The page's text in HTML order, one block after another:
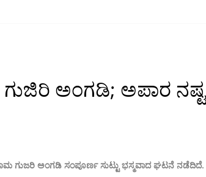
ಅಂಗಡಿ; ಅಪಾರ ನಷ್ಟ
ಗುಜರಿ ಅಂಗಡಿ ಸಂಪೂರ್ಣ ಸುಟ್ಟು ಭಸ್ಮವಾದ ಘಟನೆ ನಡೆದಿದೆ.